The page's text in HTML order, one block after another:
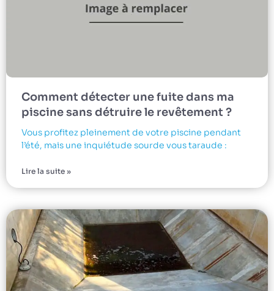
Comment détecter une fuite dans ma
piscine sans détruire le revêtement ?
Vous profitez pleinement de votre piscine pendant
l’été, mais une inquiétude sourde vous taraude :
Lire la suite »